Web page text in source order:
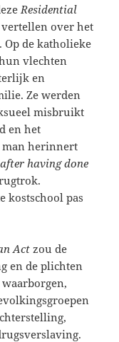
Residential
over het
Op de katholieke
vlechten
en
Ze werden
misbruikt
en het
man herinnert
after having done
kostschool pas
Act zou de
en de plichten